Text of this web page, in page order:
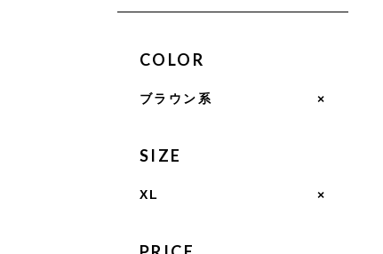
COLOR
ブラウン系 ×
SIZE
XL ×